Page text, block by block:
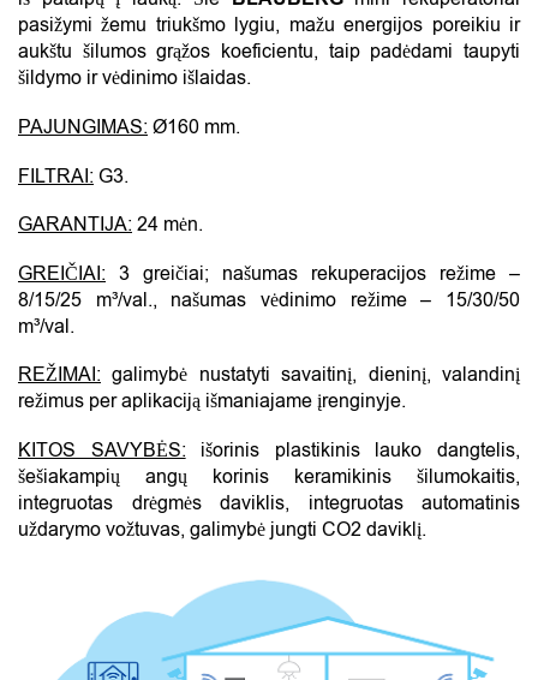
pasižymi žemu triukšmo lygiu, mažu energijos poreikiu ir
aukštu šilumos grąžos koeficientu, taip padėdami taupyti
šildymo ir vėdinimo išlaidas.
PAJUNGIMAS: Ø160 mm.
FILTRAI: G3.
GARANTIJA: 24 mėn.
GREIČIAI: 3 greičiai; našumas rekuperacijos režime –
8/15/25 m³/val., našumas vėdinimo režime – 15/30/50
m³/val.
REŽIMAI: galimybė nustatyti savaitinį, dieninį, valandinį
režimus per aplikaciją išmaniajame įrenginyje.
KITOS SAVYBĖS: išorinis plastikinis lauko dangtelis,
šešiakampių angų korinis keramikinis šilumokaitis,
integruotas drėgmės daviklis, integruotas automatinis
uždarymo vožtuvas, galimybė jungti CO2 daviklį.